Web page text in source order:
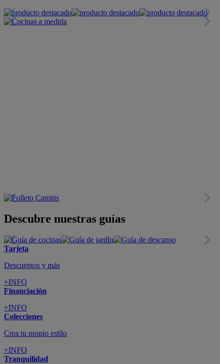
Descubre nuestras guías
Tarjeta
Descuentos y más
+INFO
Financiación
+INFO
Colecciones
Crea tu propio estilo
+INFO
Tranquilidad